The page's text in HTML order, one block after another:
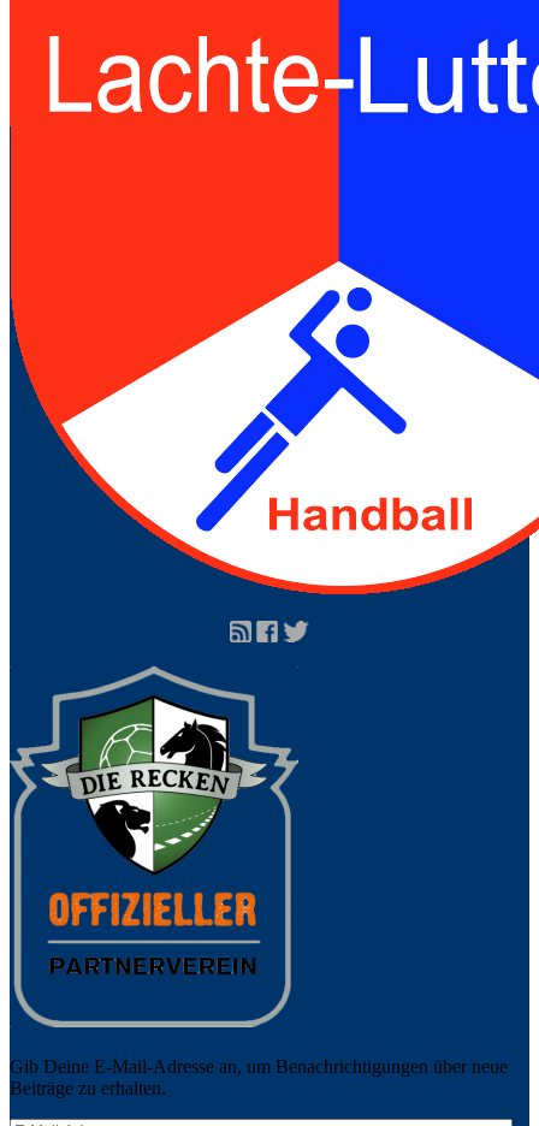
Gib Deine E-Mail-Adresse an, um Benachrichtigungen über neue
Beiträge zu erhalten.